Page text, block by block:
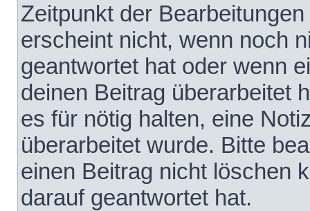
Zeitpunkt der
erscheint nicht, wenn noch
geantwortet hat oder wenn
deinen Beitrag überarbeitet
es für nötig halten, eine
überarbeitet wurde. Bitte
einen Beitrag nicht löschen
darauf geantwortet hat.